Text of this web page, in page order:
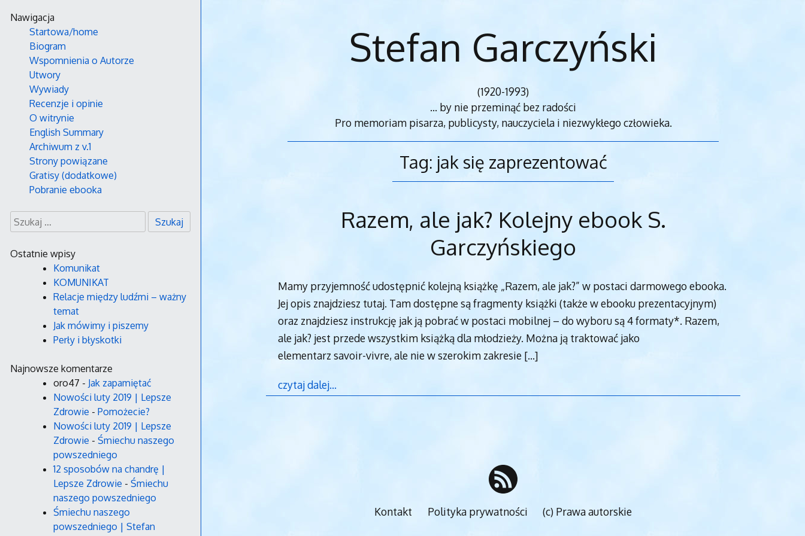
Stefan Garczyński
(1920-1993)
... by nie przeminąć bez radości
Pro memoriam pisarza, publicysty, nauczyciela i niezwykłego człowieka.
Tag: jak się zaprezentować
Razem, ale jak? Kolejny ebook S.
Garczyńskiego
Mamy przyjemność udostępnić kolejną książkę „Razem, ale jak?” w postaci darmowego ebooka.
Jej opis znajdziesz tutaj. Tam dostępne są fragmenty książki (także w ebooku prezentacyjnym)
oraz znajdziesz instrukcję jak ją pobrać w postaci mobilnej – do wyboru są 4 formaty*. Razem,
ale jak? jest przede wszystkim książką dla młodzieży. Można ją traktować jako
elementarz savoir-vivre, ale nie w szerokim zakresie […]
czytaj dalej…
Kontakt Polityka prywatności (c) Prawa autorskie
Nawigacja
Startowa/home
Biogram
Wspomnienia o Autorze
Utwory
Wywiady
Recenzje i opinie
O witrynie
English Summary
Archiwum z v.1
Strony powiązane
Gratisy (dodatkowe)
Pobranie ebooka
Szukaj:
Ostatnie wpisy
Komunikat
KOMUNIKAT
Relacje między ludźmi – ważny
temat
Jak mówimy i piszemy
Perły i błyskotki
Najnowsze komentarze
oro47 - Jak zapamiętać
Nowości luty 2019 | Lepsze
Zdrowie - Pomożecie?
Nowości luty 2019 | Lepsze
Zdrowie - Śmiechu naszego
powszedniego
12 sposobów na chandrę |
Lepsze Zdrowie - Śmiechu
naszego powszedniego
Śmiechu naszego
powszedniego | Stefan